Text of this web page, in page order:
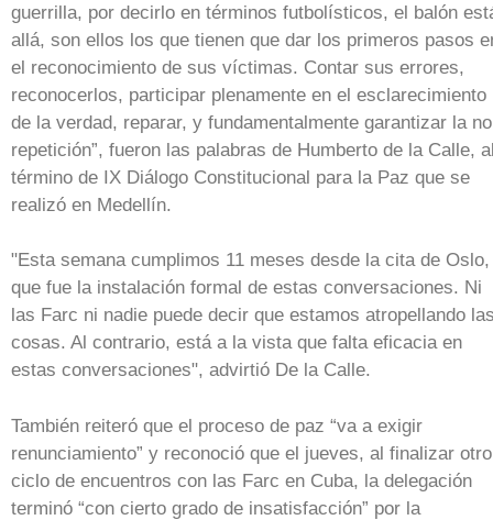
guerrilla, por decirlo en términos futbolísticos, el balón
allá, son ellos los que tienen que dar los primeros pasos
el reconocimiento de sus víctimas. Contar sus errores,
reconocerlos, participar plenamente en el esclarecimiento
de la verdad, reparar, y fundamentalmente garantizar la no
repetición”, fueron las palabras de Humberto de la Calle,
término de IX Diálogo Constitucional para la Paz que se
realizó en Medellín.
"Esta semana cumplimos 11 meses desde la cita de Oslo,
que fue la instalación formal de estas conversaciones. Ni
las Farc ni nadie puede decir que estamos atropellando
cosas. Al contrario, está a la vista que falta eficacia en
estas conversaciones", advirtió De la Calle.
También reiteró que el proceso de paz “va a exigir
renunciamiento” y reconoció que el jueves, al finalizar otro
ciclo de encuentros con las Farc en Cuba, la delegación
terminó “con cierto grado de insatisfacción” por la